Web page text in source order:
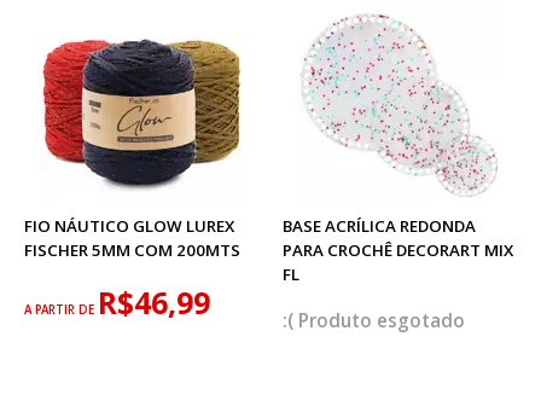
FIO NÁUTICO GLOW LUREX
FISCHER 5MM COM 200MTS
A PARTIR DE R$46,99
BASE ACRÍLICA REDONDA
PARA CROCHÊ DECORART MIX
FL
esgotado